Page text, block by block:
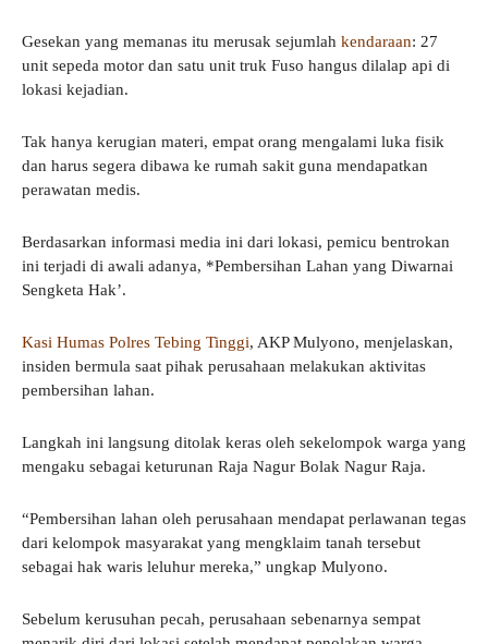
Gesekan yang memanas itu merusak sejumlah kendaraan: 27
unit sepeda motor dan satu unit truk Fuso hangus dilalap api di
lokasi kejadian.
Tak hanya kerugian materi, empat orang mengalami luka fisik
dan harus segera dibawa ke rumah sakit guna mendapatkan
perawatan medis.
Berdasarkan informasi media ini dari lokasi, pemicu bentrokan
ini terjadi di awali adanya, *Pembersihan Lahan yang Diwarnai
Sengketa Hak’.
Kasi Humas Polres Tebing Tinggi, AKP Mulyono, menjelaskan,
insiden bermula saat pihak perusahaan melakukan aktivitas
pembersihan lahan.
Langkah ini langsung ditolak keras oleh sekelompok warga yang
mengaku sebagai keturunan Raja Nagur Bolak Nagur Raja.
“Pembersihan lahan oleh perusahaan mendapat perlawanan tegas
dari kelompok masyarakat yang mengklaim tanah tersebut
sebagai hak waris leluhur mereka,” ungkap Mulyono.
Sebelum kerusuhan pecah, perusahaan sebenarnya sempat